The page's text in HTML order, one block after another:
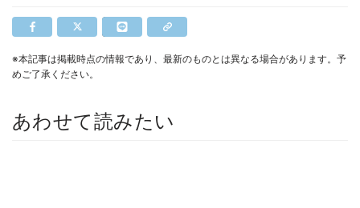
※本記事は掲載時点の情報であり、最新のものとは異なる場合があります。予
めご了承ください。
あわせて読みたい